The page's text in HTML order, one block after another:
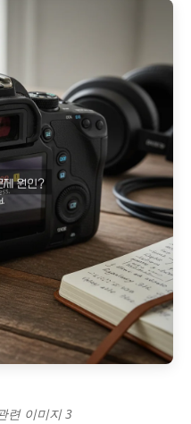
련 이미지 3